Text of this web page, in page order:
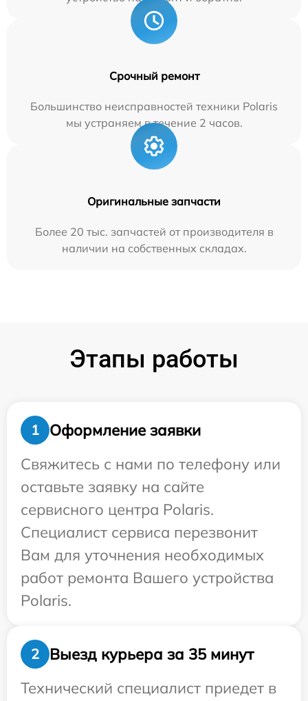
Срочный ремонт
Большинство неисправностей техники Polaris
мы устраняем в течение 2 часов.
Оригинальные запчасти
Более 20 тыс. запчастей от производителя в
наличии на собственных складах.
Этапы работы
1
Оформление заявки
Свяжитесь с нами по телефону или
оставьте заявку на сайте
сервисного центра Polaris.
Специалист сервиса перезвонит
Вам для уточнения необходимых
работ ремонта Вашего устройства
Polaris.
2
Выезд курьера за 35 минут
Технический специалист приедет в